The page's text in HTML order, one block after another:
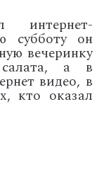
субботу он
вечеринку
а в
видео, в
кто оказал